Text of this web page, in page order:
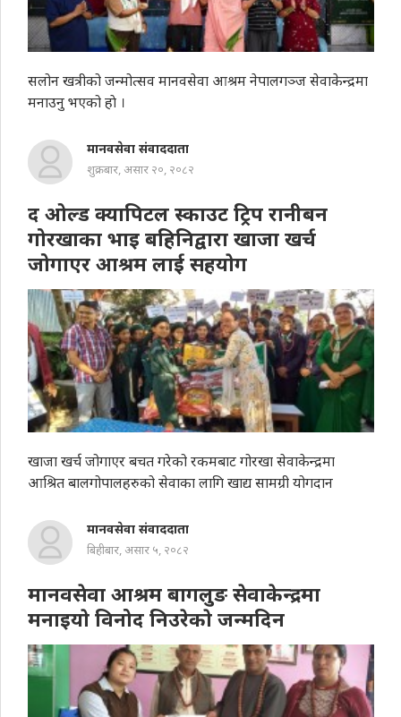
सलोन खत्रीको जन्मोत्सव मानवसेवा आश्रम नेपालगञ्ज सेवाकेन्द्रमा
मनाउनु भएको हाे ।
मानवसेवा संवाददाता
शुक्रबार, असार २०, २०८२
द ओल्ड क्यापिटल स्काउट ट्रिप रानीबन
गोरखाका भाइ बहिनिद्वारा खाजा खर्च
जोगाएर आश्रम लाई सहयाेग
खाजा खर्च जोगाएर बचत गरेको रकमबाट गोरखा सेवाकेन्द्रमा
आश्रित बालगोपालहरुको सेवाका लागि खाद्य सामग्री योगदान
मानवसेवा संवाददाता
बिहीबार, असार ५, २०८२
मानवसेवा आश्रम बागलुङ सेवाकेन्द्रमा
मनाइयाे विनोद निउरेकाे जन्मदिन